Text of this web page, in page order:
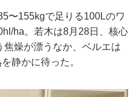
〜155kgで足りる100Lのワ
ha。若木は8月28日、核心
燥が漂うなか、ベルエは
静かに待った。